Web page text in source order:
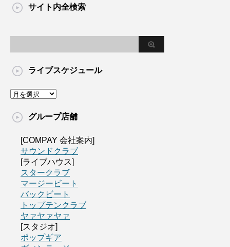
サイト内全検索
ライブスケジュール
グループ店舗
[COMPAY 会社案内]
サウンドクラブ
[ライブハウス]
スタークラブ
マージービート
バックビート
トップテンクラブ
ヤァヤァヤァ
[スタジオ]
ポップギア